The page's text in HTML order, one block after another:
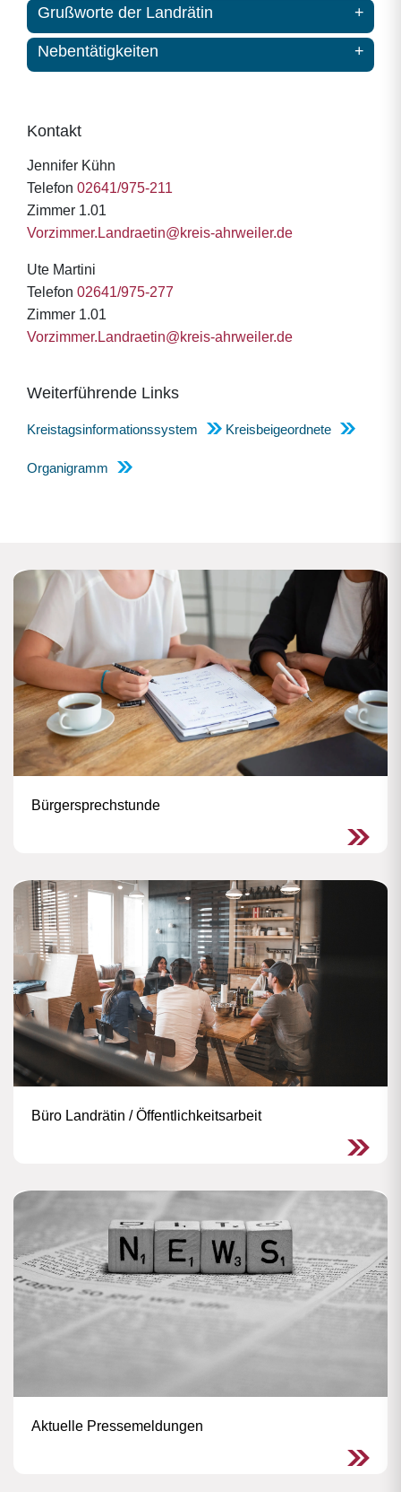
Grußworte der Landrätin
Nebentätigkeiten
Kontakt
Jennifer Kühn
Telefon 02641/975-211
Zimmer 1.01
Vorzimmer.Landraetin@kreis-ahrweiler.de
Ute Martini
Telefon 02641/975-277
Zimmer 1.01
Vorzimmer.Landraetin@kreis-ahrweiler.de
Weiterführende Links
Kreistagsinformationssystem Kreisbeigeordnete
Organigramm
Bürgersprechstunde
Büro Landrätin / Öffentlichkeitsarbeit
Aktuelle Pressemeldungen